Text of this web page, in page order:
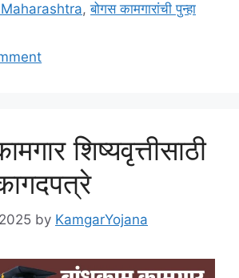
,बोगस कामगारांची पुन्हा
शिष्यवृत्तीसाठी
by KamgarYojana